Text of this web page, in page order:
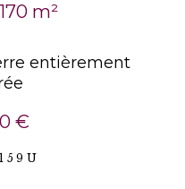
m²
entièrement
€